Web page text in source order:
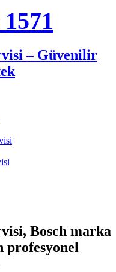
– Güvenilir
Bosch marka
profesyonel